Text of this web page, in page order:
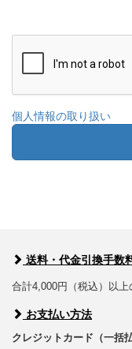
個人情報の取り扱い
送料・代金引換手数
合計4,000円（税込）以
お支払い方法
クレジットカード（一括払